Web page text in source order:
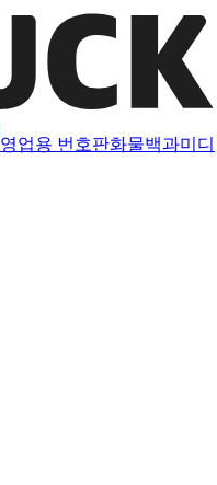
영업용 번호판화물백과미디